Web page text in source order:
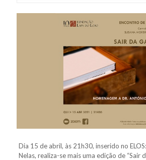
Dia 15 de abril, às 21h30, inserido no
Nelas, realiza-se mais uma edição de “Sair